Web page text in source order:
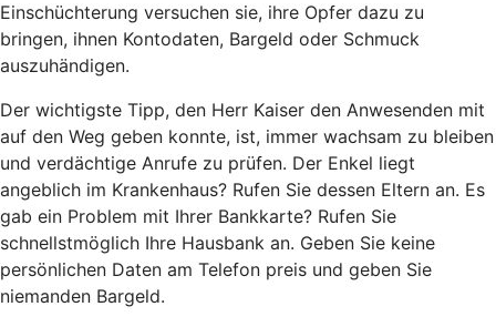
Einschüchterung versuchen sie, ihre Opfer dazu zu
bringen, ihnen Kontodaten, Bargeld oder Schmuck
auszuhändigen.
Der wichtigste Tipp, den Herr Kaiser den Anwesenden mit
auf den Weg geben konnte, ist, immer wachsam zu bleiben
und verdächtige Anrufe zu prüfen. Der Enkel liegt
angeblich im Krankenhaus? Rufen Sie dessen Eltern an. Es
gab ein Problem mit Ihrer Bankkarte? Rufen Sie
schnellstmöglich Ihre Hausbank an. Geben Sie keine
persönlichen Daten am Telefon preis und geben Sie
niemanden Bargeld.